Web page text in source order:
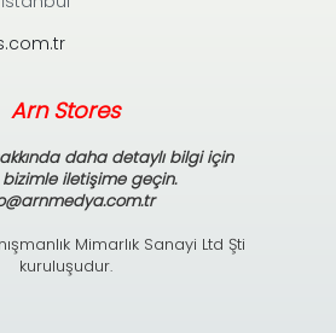
Arn Stores
daha detaylı bilgi için
iletişime geçin.
Mimarlık Sanayi Ltd Şti
kuruluşudur.